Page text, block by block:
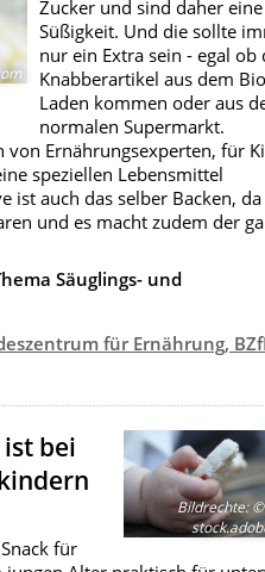
Zucker und sind daher eine
Süßigkeit. Und die sollte
nur ein Extra sein - egal ob
Knabberartikel aus dem
Laden kommen oder aus
normalen Supermarkt.
von Ernährungsexperten, für
speziellen Lebensmittel
ist auch das selber Backen,
und es macht zudem der
Säuglings- und
für Ernährung,
Bildrechte:
bei
für